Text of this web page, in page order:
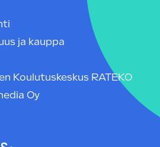
ja kauppa
Koulutuskeskus RATEKO
Oy